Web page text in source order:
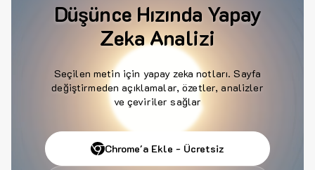
Düşünce Hızında Yapay
Zeka Analizi
Seçilen metin için yapay zeka notları. Sayfa
değiştirmeden açıklamalar, özetler, analizler
ve çeviriler sağlar
Chrome'a Ekle - Ücretsiz